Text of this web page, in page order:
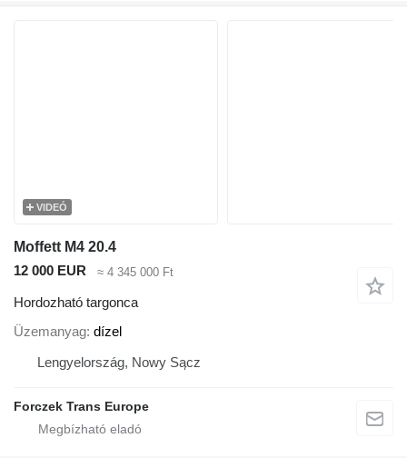
VIDEÓ
Moffett M4 20.4
12 000 EUR
≈ 4 345 000 Ft
Hordozható targonca
Üzemanyag dízel
Lengyelország, Nowy Sącz
Forczek Trans Europe